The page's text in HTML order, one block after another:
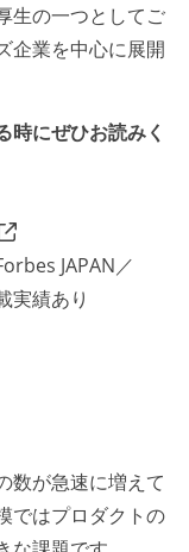
生の一つとしてご
企業を中心に展開
にぜひお読みく
JAPAN／
実績あり
数が急速に増えて
ではプロダクトの